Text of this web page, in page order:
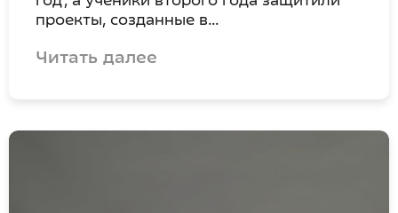
проекты, созданные в…
Читать далее